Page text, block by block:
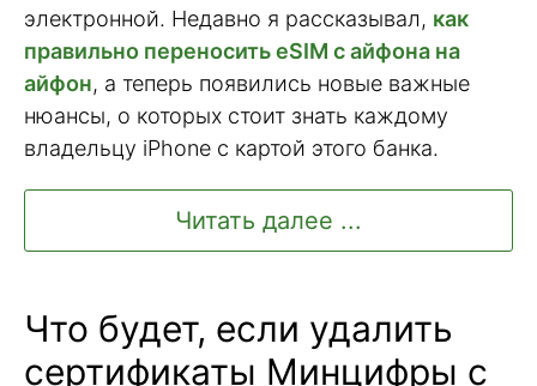
электронной. Недавно я рассказывал, как
правильно переносить eSIM с айфона на
айфон, а теперь появились новые важные
нюансы, о которых стоит знать каждому
владельцу iPhone с картой этого банка.
Читать далее ...
Что будет, если удалить
сертификаты Минцифры с